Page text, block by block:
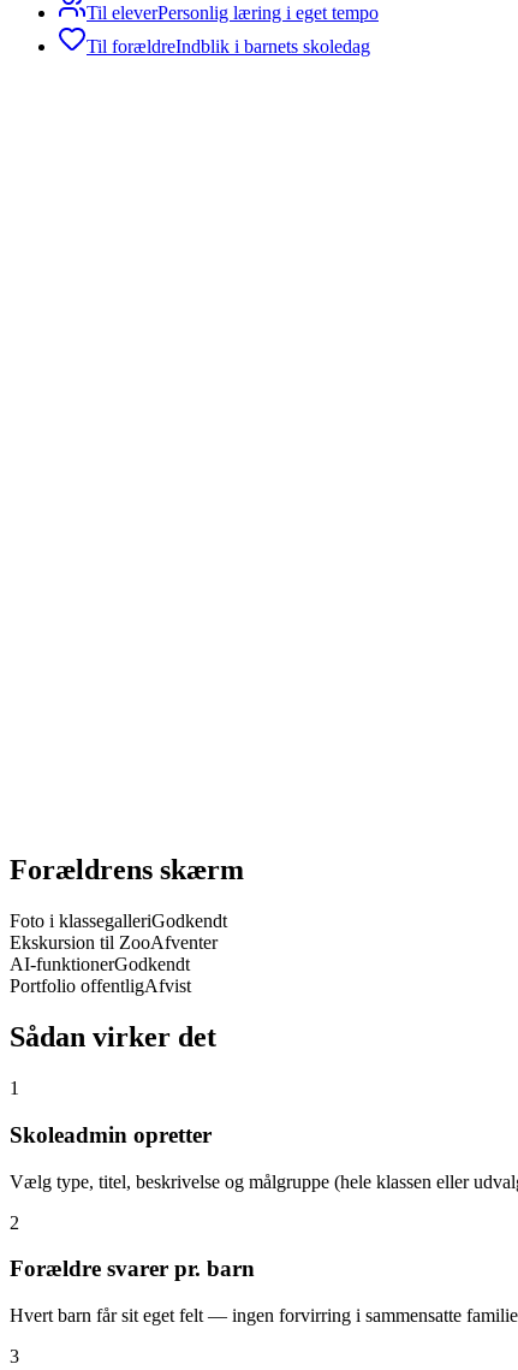
Til eleverPersonlig læring i eget tempo
Til forældreIndblik i barnets skoledag
Forældrens skærm
Foto i klassegalleriGodkendt
Ekskursion til ZooAfventer
AI-funktionerGodkendt
Portfolio offentligAfvist
Sådan virker det
1
Skoleadmin opretter
Vælg type, titel, beskrivelse og målgruppe (hele klassen eller
2
Forældre svarer pr. barn
Hvert barn får sit eget felt — ingen forvirring i sammensatte
3